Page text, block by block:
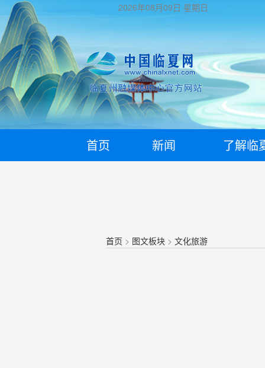
2026年08月09日 星期日
首页 新闻 了解临
首页 > 图文板块 >文化旅游